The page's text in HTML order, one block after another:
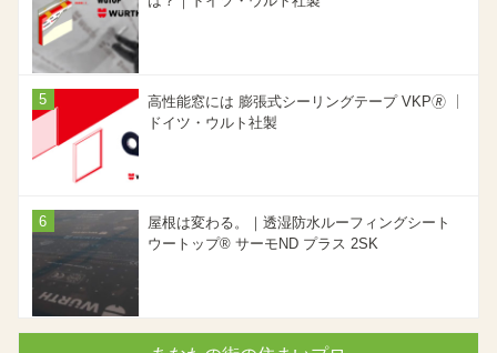
高性能窓には 膨張式シーリングテープ VKP🄬 ｜
ドイツ・ウルト社製
屋根は変わる。｜透湿防水ルーフィングシート
ウートップ® サーモND プラス 2SK